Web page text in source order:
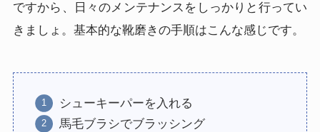
ですから、日々のメンテナンスをしっかりと行ってい
きましょ。基本的な靴磨きの手順はこんな感じです。
シューキーパーを入れる
馬毛ブラシでブラッシング